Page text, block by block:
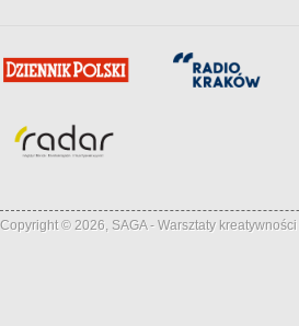
Copyright © 2026, SAGA - Warsztaty